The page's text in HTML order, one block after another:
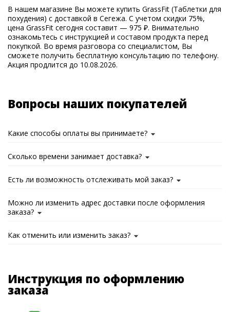
В нашем магазине Вы можете купить GrassFit (Таблетки для
похудения) с доставкой в Сегежа. С учетом скидки 75%,
цена GrassFit сегодня составит — 975 ₽. Внимательно
ознакомьтесь с инструкцией и составом продукта перед
покупкой. Во время разговора со специалистом, Вы
сможете получить бесплатную консультацию по телефону.
Акция продлится до 10.08.2026.
Вопросы наших покупателей
Какие способы оплаты вы принимаете?
Сколько времени занимает доставка?
Есть ли возможность отслеживать мой заказ?
Можно ли изменить адрес доставки после оформления
заказа?
Как отменить или изменить заказ?
Инструкция по оформлению
заказа